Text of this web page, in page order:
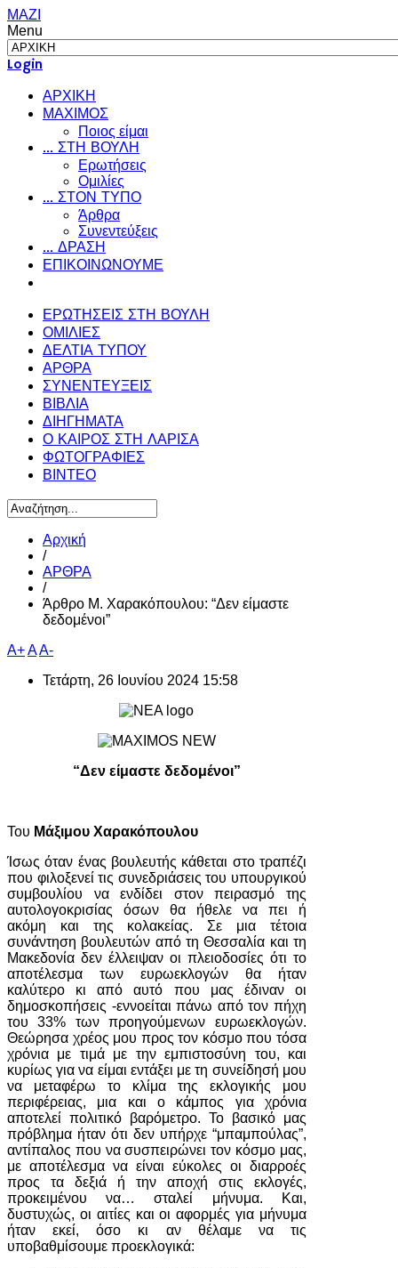
ΜΑΖΙ
Menu
Login
ΑΡΧΙΚΗ
ΜΑΧΙΜΟΣ
Ποιος είμαι
... ΣΤΗ ΒΟΥΛΗ
Ερωτήσεις
Ομιλίες
... ΣΤΟΝ ΤΥΠΟ
Άρθρα
Συνεντεύξεις
... ΔΡΑΣΗ
ΕΠΙΚΟΙΝΩΝΟΥΜΕ
ΕΡΩΤΗΣΕΙΣ ΣΤΗ ΒΟΥΛΗ
ΟΜΙΛΙΕΣ
ΔΕΛΤΙΑ ΤΥΠΟΥ
ΑΡΘΡΑ
ΣΥΝΕΝΤΕΥΞΕΙΣ
ΒΙΒΛΙΑ
ΔΙΗΓΗΜΑΤΑ
Ο ΚΑΙΡΟΣ ΣΤΗ ΛΑΡΙΣΑ
ΦΩΤΟΓΡΑΦΙΕΣ
ΒΙΝΤΕΟ
Αρχική
/
ΑΡΘΡΑ
/
Άρθρο Μ. Χαρακόπουλου: “Δεν είμαστε
δεδομένοι”
A+AA-
Τετάρτη, 26 Ιουνίου 2024 15:58
“Δεν είμαστε δεδομένοι”
Του Μάξιμου Χαρακόπουλου
Ίσως όταν ένας βουλευτής κάθεται στο τραπέζι
που φιλοξενεί τις συνεδριάσεις του υπουργικού
συμβουλίου να ενδίδει στον πειρασμό της
αυτολογοκρισίας όσων θα ήθελε να πει ή
ακόμη και της κολακείας. Σε μια τέτοια
συνάντηση βουλευτών από τη Θεσσαλία και τη
Μακεδονία δεν έλλειψαν οι πλειοδοσίες ότι το
αποτέλεσμα των ευρωεκλογών θα ήταν
καλύτερο κι από αυτό που μας έδιναν οι
δημοσκοπήσεις -εννοείται πάνω από τον πήχη
του 33% των προηγούμενων ευρωεκλογών.
Θεώρησα χρέος μου προς τον κόσμο που τόσα
χρόνια με τιμά με την εμπιστοσύνη του, και
κυρίως για να είμαι εντάξει με τη συνείδησή μου
να μεταφέρω το κλίμα της εκλογικής μου
περιφέρειας, μια και ο κάμπος για χρόνια
αποτελεί πολιτικό βαρόμετρο. Το βασικό μας
πρόβλημα ήταν ότι δεν υπήρχε “μπαμπούλας”,
αντίπαλος που να συσπειρώνει τον κόσμο μας,
με αποτέλεσμα να είναι εύκολες οι διαρροές
προς τα δεξιά ή την αποχή στις εκλογές,
προκειμένου να… σταλεί μήνυμα. Και,
δυστυχώς, οι αιτίες και οι αφορμές για μήνυμα
ήταν εκεί, όσο κι αν θέλαμε να τις
υποβαθμίσουμε προεκλογικά: